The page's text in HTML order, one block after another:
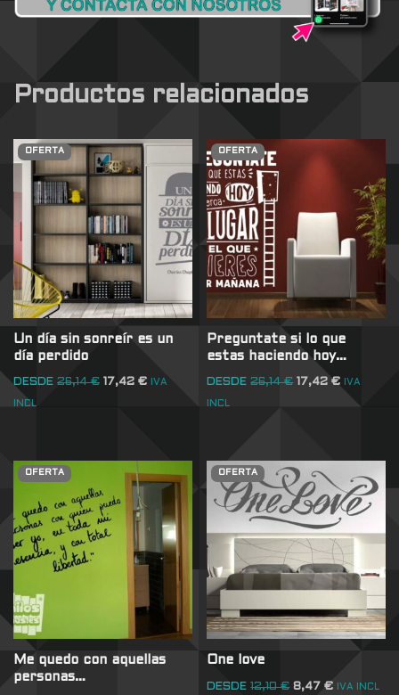
Productos relacionados
OFERTA
Un día sin sonreír es un
día perdido
DESDE 26,14€ 17,42 € IVA
INCL
OFERTA
Preguntate si lo que
estas haciendo hoy…
DESDE 26,14€ 17,42€ IVA
INCL
OFERTA
Me quedo con aquellas
personas…
OFERTA
One love
DESDE 12,10€ 8,47€ IVA INCL